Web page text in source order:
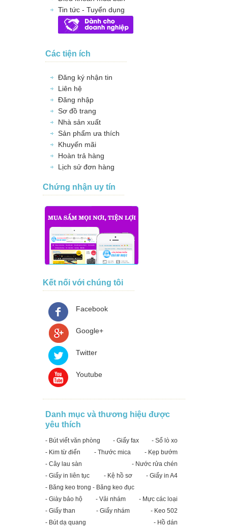
Tin tức - Tuyển dụng
Các tiện ích
Đăng ký nhận tin
Liên hệ
Đăng nhập
Sơ đồ trang
Nhà sản xuất
Sản phẩm ưa thích
Khuyến mãi
Hoàn trả hàng
Lịch sử đơn hàng
Chứng nhận uy tín
Kết nối với chúng tôi
Facebook
Google+
Twitter
Youtube
Danh mục và thương hiệu được
yêu thích
- Bút viết văn phòng - Giấy fax
- Sổ lò xo
- Kim từ điển
- Thước mica
- Kẹp bướm
- Cây lau sàn
- Nước rửa chén
- Giấy in liên tục
- Kệ hồ sơ
- Giấy in A4
- Băng keo trong - Băng keo đục
- Giày bảo hộ
- Vải nhám
- Mực các loại
- Giấy than
- Giấy nhám
- Keo 502
- Bút dạ quang
- Hồ dán